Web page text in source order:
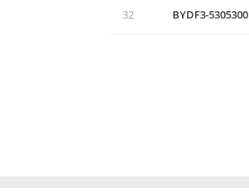
32 BYDF3-5305300